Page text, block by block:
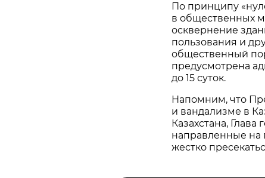
По принципу
в общественных
осквернение
пользования и
общественный
предусмотрена
до 15 суток.
Напомним, что
и вандализме в
Казахстана,
направленные на
жестко